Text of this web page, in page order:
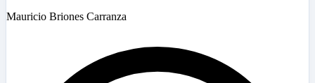
Mauricio Briones Carranza